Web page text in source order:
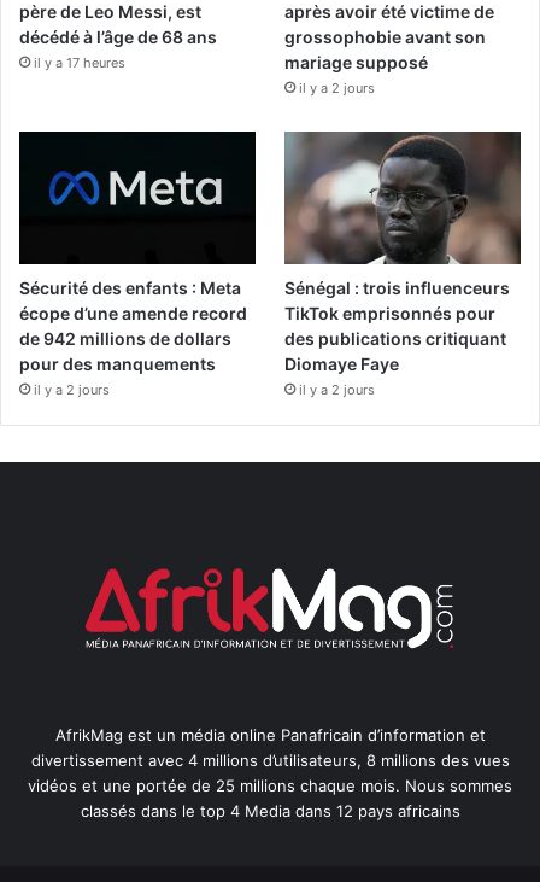
père de Leo Messi, est
décédé à l’âge de 68 ans
il y a 17 heures
après avoir été victime de
grossophobie avant son
mariage supposé
il y a 2 jours
Sécurité des enfants : Meta
écope d’une amende record
de 942 millions de dollars
pour des manquements
il y a 2 jours
Sénégal : trois influenceurs
TikTok emprisonnés pour
des publications critiquant
Diomaye Faye
il y a 2 jours
AfrikMag est un média online Panafricain d’information et
divertissement avec 4 millions d’utilisateurs, 8 millions des vues
vidéos et une portée de 25 millions chaque mois. Nous sommes
classés dans le top 4 Media dans 12 pays africains